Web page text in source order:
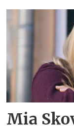
Mia